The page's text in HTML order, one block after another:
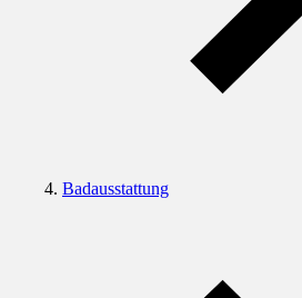
Badausstattung